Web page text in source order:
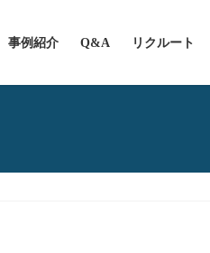
事例紹介 Q&A リクルート